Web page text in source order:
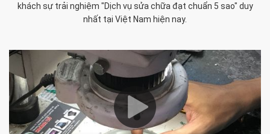
khách sự trải nghiệm "Dịch vụ sửa chữa đạt chuẩn 5 sao" duy
nhất tại Việt Nam hiện nay.